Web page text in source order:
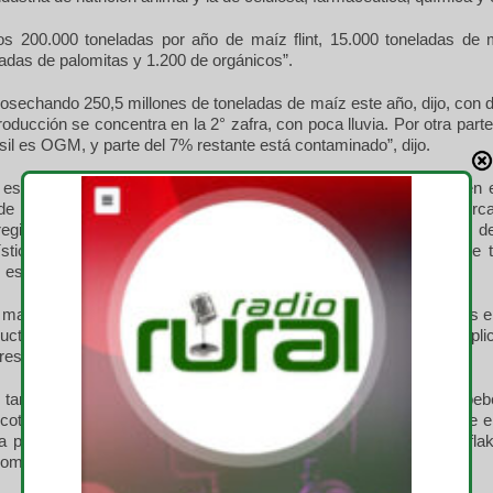
200.000 toneladas por año de maíz flint, 15.000 toneladas de
de palomitas y 1.200 de orgánicos”.
250,5 millones de toneladas de maíz este año, dijo, con
se concentra en la 2° zafra, con poca lluvia. Por otra
es OGM, y parte del 7% restante está contaminado”, dijo.
ubicada en el centro de Brasil, en Goiás, el tercer estado en
maíz, después de Mato Grosso y Paraná. “Se encuentra
cultivadas de maíz. Tiene los productores en un radio
para exportar”, dijo Carneiro. Goiás le vende 3 millones de
y 3,7 millones de toneladas a otros países.
maíz cumpla con las características que se necesitan, trabajamos
con varios beneficios”, explicó. Y reconoció que “es
también utiliza maíz no-OGM porque lo destina a comida de
“Es importante que los granos se sequen naturalmente
parte, el flint no-OGM es mejor para las escamas de maíz
aseguró.